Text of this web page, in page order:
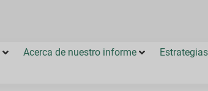
Acerca de nuestro informe